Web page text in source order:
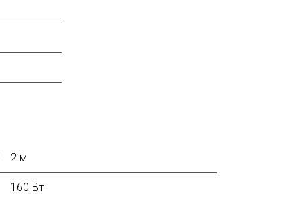
2 м
160 Вт